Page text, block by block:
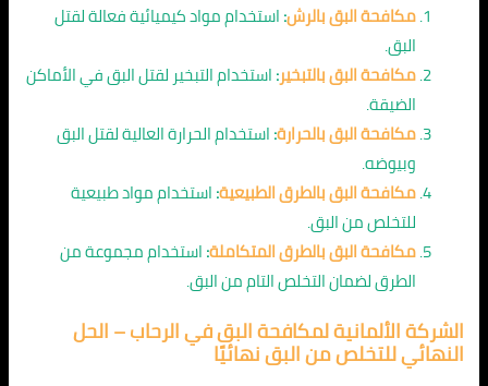
مكافحة البق بالرش:استخدام مواد كيميائية فعالة لقتل
البق.
مكافحة البق بالتبخير:استخدام التبخير لقتل البق في الأماكن
الضيقة.
مكافحة البق بالحرارة:استخدام الحرارة العالية لقتل البق
وبيوضه.
مكافحة البق بالطرق الطبيعية:استخدام مواد طبيعية
للتخلص من البق.
مكافحة البق بالطرق المتكاملة:استخدام مجموعة من
الطرق لضمان التخلص التام من البق.
الشركة الألمانية لمكافحة البق في الرحاب – الحل
النهائي للتخلص من البق نهائيًا